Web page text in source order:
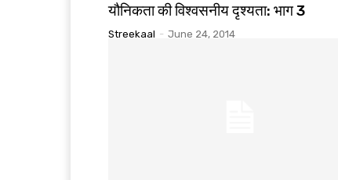
यौनिकता की विश्वसनीय दृश्यता: भाग 3
Streekaal - June 24, 2014